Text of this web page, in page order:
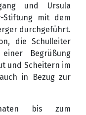
und Ursula
Stiftung mit dem
durchgeführt.
die Schulleiter
Begrüßung
und Scheitern im
in Bezug zur
bis zum